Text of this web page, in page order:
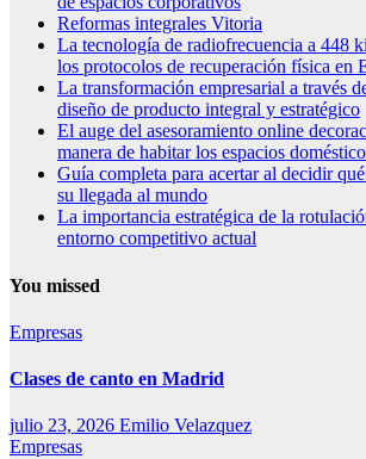
Reformas integrales Vitoria
La tecnología de radiofrecuencia a 448
los protocolos de recuperación física en
La transformación empresarial a través
diseño de producto integral y estratégico
El auge del asesoramiento online
manera de habitar los espacios
Guía completa para acertar al decidir
su llegada al mundo
La importancia estratégica de la
entorno competitivo actual
You missed
Empresas
Clases de canto en Madrid
julio 23, 2026 Emilio Velazquez
Empresas